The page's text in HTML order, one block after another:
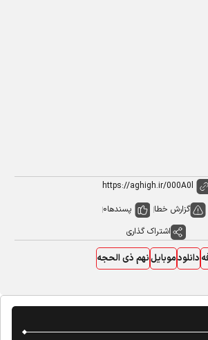
گزارش خطا پسندها0
اشتراک گذاری
دانلودموبایلنهم ذی الحجه